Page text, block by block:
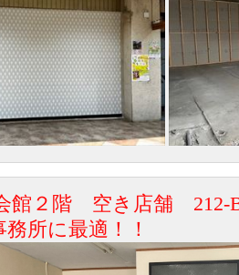
館２階 空き店舗 212-
所に最適！！